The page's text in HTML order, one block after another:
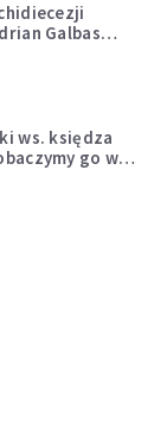
Galbas
proboszczom
ws. księdza
go w